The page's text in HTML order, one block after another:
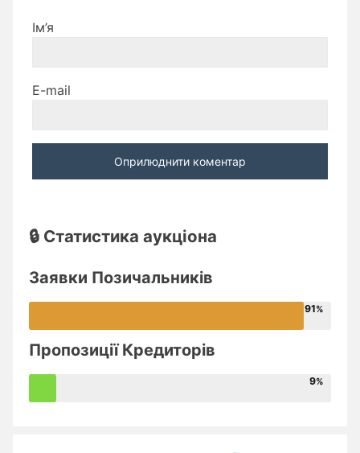
Ім’я
E-mail
🔒 Статистика аукціона
Заявки Позичальників
91
Пропозиції Кредиторів
9